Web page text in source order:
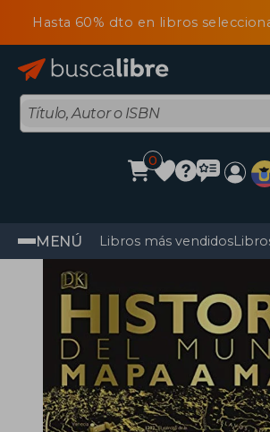
Hasta 60% dto en libros
0
MENÚ Libros más vendidos